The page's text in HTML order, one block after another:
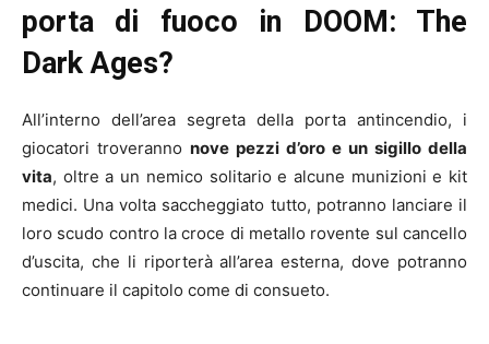
porta di fuoco in DOOM: The
Dark Ages?
All’interno dell’area segreta della porta antincendio, i
giocatori troveranno nove pezzi d’oro e un sigillo della
vita, oltre a un nemico solitario e alcune munizioni e kit
medici. Una volta saccheggiato tutto, potranno lanciare il
loro scudo contro la croce di metallo rovente sul cancello
d’uscita, che li riporterà all’area esterna, dove potranno
continuare il capitolo come di consueto.